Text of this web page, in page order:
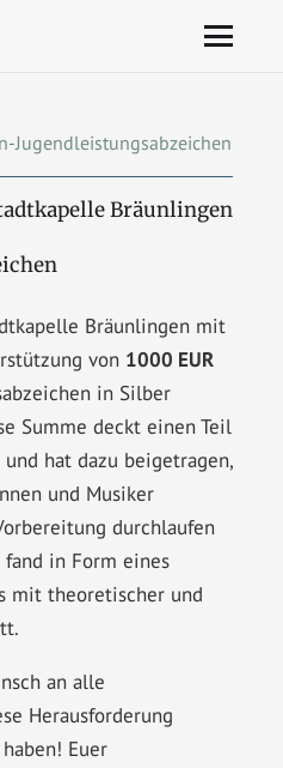
Jugendleistungsabzeichen
Bräunlingen
Bräunlingen mit
von 1000 EUR
in Silber
Summe deckt einen Teil
hat dazu beigetragen,
und Musiker
durchlaufen
fand in Form eines
mit theoretischer und
an alle
Herausforderung
Euer